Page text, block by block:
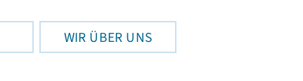
WIR ÜBER UNS